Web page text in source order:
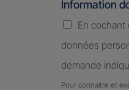
Information
En
données
demande
Pour connaitre et